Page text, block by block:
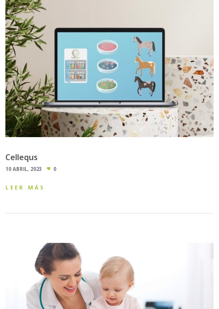
Cellequs
10 ABRIL, 2023 0
LEER MÁS